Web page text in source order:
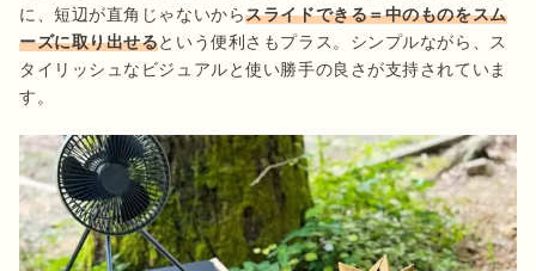
に、短辺が直角じゃないからスライドできる＝中のものをスム
ーズに取り出せるという便利さもプラス。シンプルながら、ス
タイリッシュなビジュアルと使い勝手の良さが支持されていま
す。